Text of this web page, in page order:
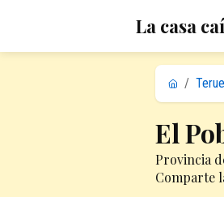
La casa
/
El
Provincia
Comparte